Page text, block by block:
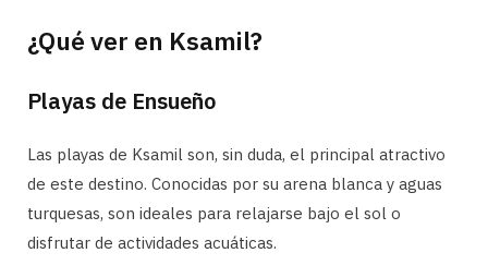
¿Qué ver en Ksamil?
Playas de Ensueño
Las playas de Ksamil son, sin duda, el principal atractivo
de este destino. Conocidas por su arena blanca y aguas
turquesas, son ideales para relajarse bajo el sol o
disfrutar de actividades acuáticas.